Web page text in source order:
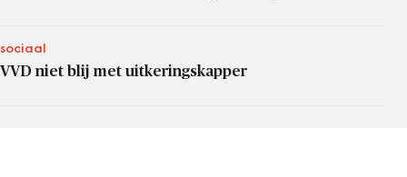
sociaal
VVD niet blij met uitkeringskapper